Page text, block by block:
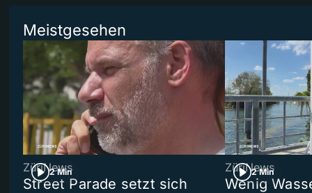
Meistgesehen
2 Min
ZüriNews
Street Parade setzt sich
2 Min
ZüriNews
Wenig